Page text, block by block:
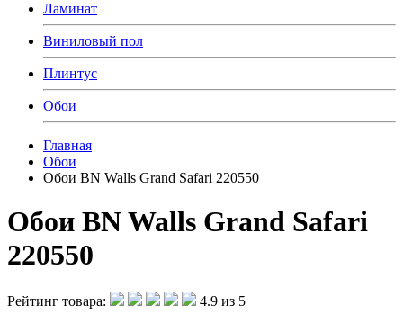
Ламинат
Виниловый пол
Плинтус
Обои
Главная
Обои
Обои BN Walls Grand Safari 220550
Обои BN Walls Grand Safari
220550
Рейтинг товара: 4.9 из 5